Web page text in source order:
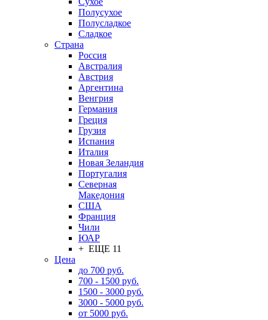
Полусухое
Полусладкое
Сладкое
Страна
Россия
Австралия
Австрия
Аргентина
Венгрия
Германия
Греция
Грузия
Испания
Италия
Новая Зеландия
Португалия
Северная
Македония
США
Франция
Чили
ЮАР
+ ЕЩЕ 11
Цена
до 700 руб.
700 - 1500 руб.
1500 - 3000 руб.
3000 - 5000 руб.
от 5000 руб.